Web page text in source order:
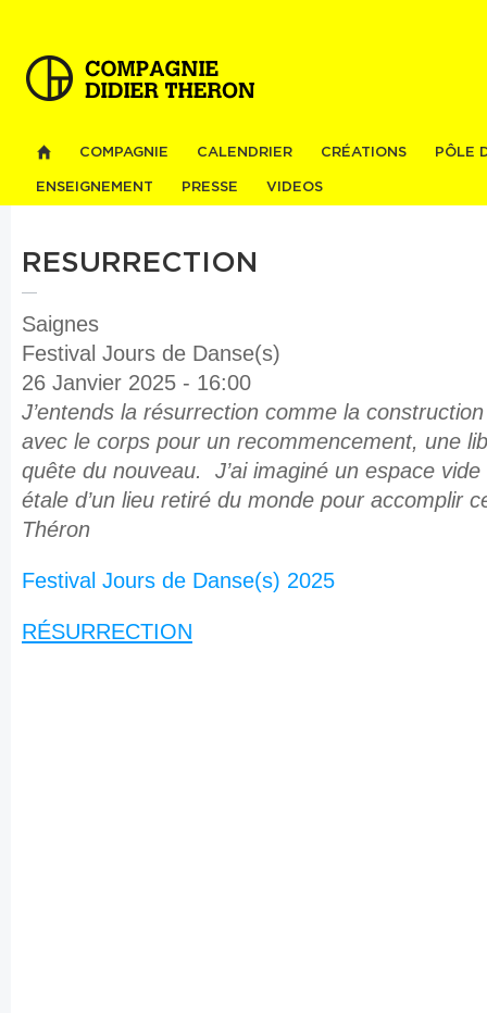
COMPAGNIE CALENDRIER CRÉATIONS PÔLE
ENSEIGNEMENT PRESSE VIDEOS
RESURRECTION
Saignes
Festival Jours de Danse(s)
26 Janvier 2025 - 16:00
J’entends la résurrection comme la
avec le corps pour un recommencement, une
quête du nouveau. J’ai imaginé un espace
étale d’un lieu retiré du monde pour accomplir
Théron
Festival Jours de Danse(s) 2025
RÉSURRECTION